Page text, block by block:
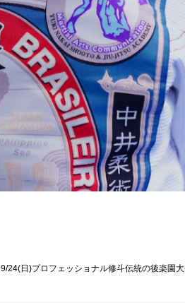
9/24(日)プロフェッショナル修斗伝統の後楽園